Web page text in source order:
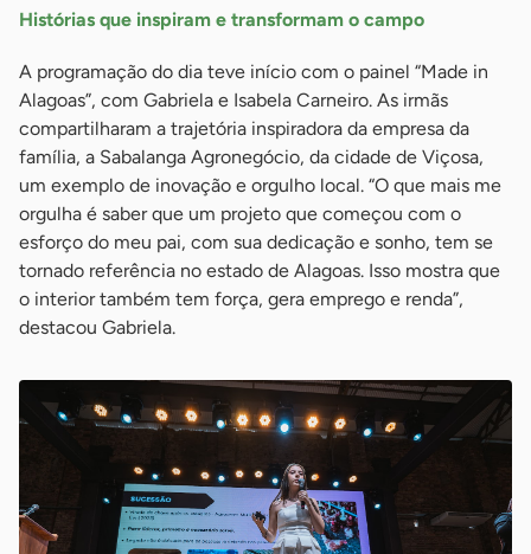
Histórias que inspiram e transformam o campo
A programação do dia teve início com o painel “Made in
Alagoas”, com Gabriela e Isabela Carneiro. As irmãs
compartilharam a trajetória inspiradora da empresa da
família, a Sabalanga Agronegócio, da cidade de Viçosa,
um exemplo de inovação e orgulho local. “O que mais me
orgulha é saber que um projeto que começou com o
esforço do meu pai, com sua dedicação e sonho, tem se
tornado referência no estado de Alagoas. Isso mostra que
o interior também tem força, gera emprego e renda”,
destacou Gabriela.